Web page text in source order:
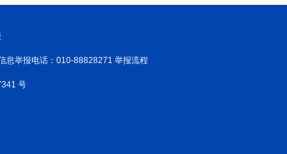
息举报电话：010-88828271 举报流程
号